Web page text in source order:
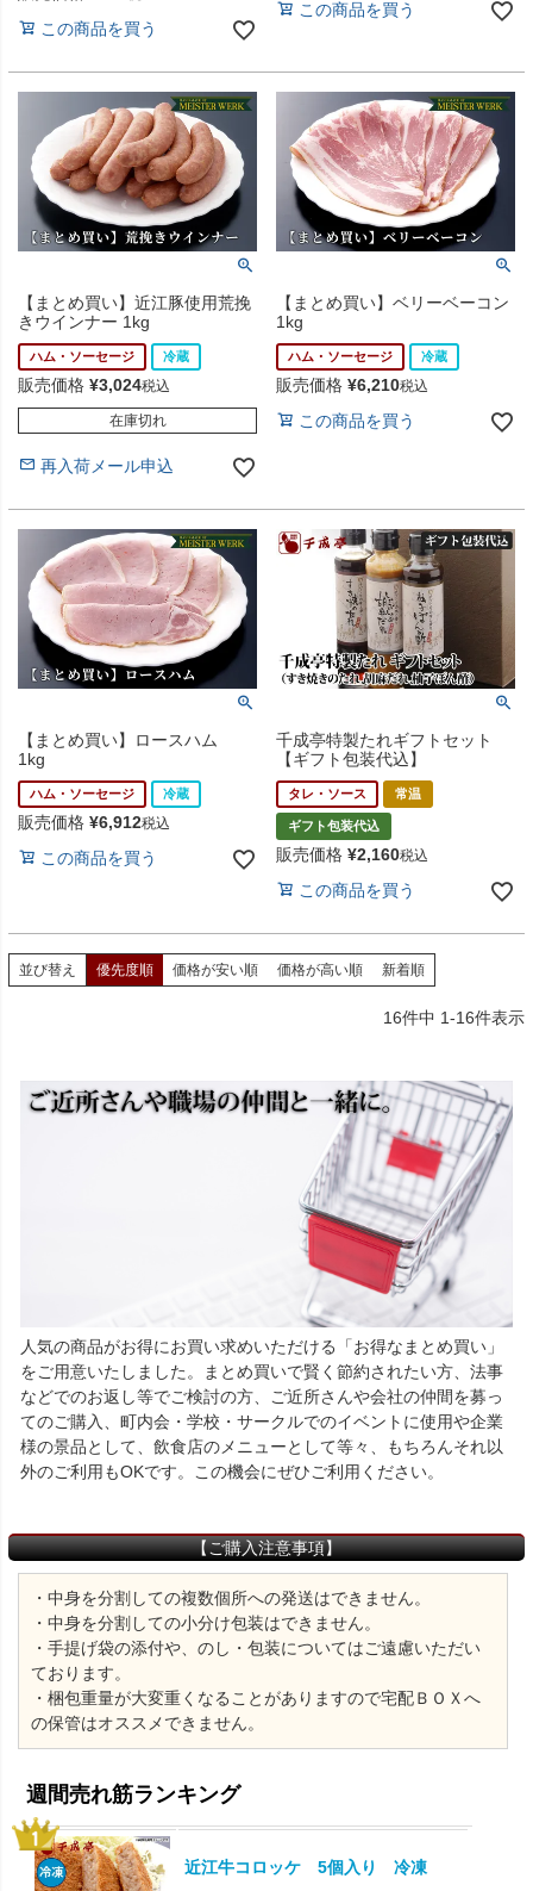
この商品を買う
この商品を買う
【まとめ買い】近江豚使用荒挽
きウインナー 1kg
ハム・ソーセージ 冷蔵
販売価格 ¥3,024税込
在庫切れ
再入荷メール申込
【まとめ買い】ベリーベーコン
1kg
ハム・ソーセージ 冷蔵
販売価格 ¥6,210税込
この商品を買う
【まとめ買い】ロースハム
1kg
ハム・ソーセージ 冷蔵
販売価格 ¥6,912税込
この商品を買う
千成亭特製たれギフトセット
【ギフト包装代込】
タレ・ソース 常温
ギフト包装代込
販売価格 ¥2,160税込
この商品を買う
並び替え 優先度順 価格が安い順 価格が高い順 新着順
16件中 1-16件表示
人気の商品がお得にお買い求めいただける「お得なまとめ買い」
をご用意いたしました。まとめ買いで賢く節約されたい方、法事
などでのお返し等でご検討の方、ご近所さんや会社の仲間を募っ
てのご購入、町内会・学校・サークルでのイベントに使用や企業
様の景品として、飲食店のメニューとして等々、もちろんそれ以
外のご利用もOKです。この機会にぜひご利用ください。
【ご購入注意事項】
・中身を分割しての複数個所への発送はできません。
・中身を分割しての小分け包装はできません。
・手提げ袋の添付や、のし・包装についてはご遠慮いただい
ております。
・梱包重量が大変重くなることがありますので宅配ＢＯＸへ
の保管はオススメできません。
近江牛コロッケ 5個入り 冷凍